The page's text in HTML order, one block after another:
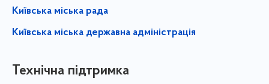
Київська міська рада
Київська міська державна адміністрація
Технічна підтримка